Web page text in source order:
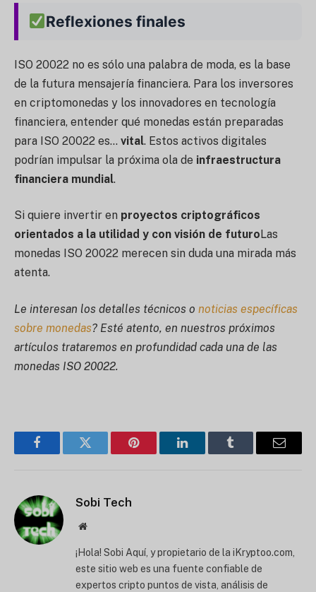
Reflexiones finales
ISO 20022 no es sólo una palabra de moda, es la base
de la futura mensajería financiera. Para los inversores
en criptomonedas y los innovadores en tecnología
financiera, entender qué monedas están preparadas
para ISO 20022 es... vital. Estos activos digitales
podrían impulsar la próxima ola de infraestructura
financiera mundial.
Si quiere invertir en proyectos criptográficos
orientados a la utilidad y con visión de futuro Las
monedas ISO 20022 merecen sin duda una mirada más
atenta.
Le interesan los detalles técnicos o noticias específicas
sobre monedas? Esté atento, en nuestros próximos
artículos trataremos en profundidad cada una de las
monedas ISO 20022.
FacebookTwitter Pinterest LinkedInTumblr
Correo
Sobi Tech
Página
¡Hola! Sobi Aquí, y propietario de la iKryptoo.com,
este sitio web es una fuente confiable de
expertos cripto puntos de vista, análisis de